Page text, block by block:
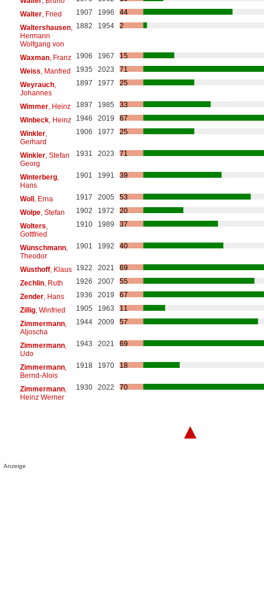
Walter, Fried 1907 1996
44
Waltershausen,
Hermann
Wolfgang von
1882 1954 2
Waxman, Franz 1906 1967
15
Weiss , Manfred 1935 2023
71
Weyrauch,
Johannes
1897 1977 25
Wimmer, Heinz 1897 1985
33
Winbeck, Heinz 1946 2019
67
Winkler,
Gerhard
1906 1977 25
Winkler, Stefan
Georg
1931 2023 71
Winterberg,
Hans
1901 1991 39
Woll, Erna 1917 2005
53
Wolpe, Stefan 1902 1972
20
Wolters
Gottfried
1910 1989 37
Wünschmann,
Theodor
1901 1992 40
Wüsthoff, Klaus 1922 2021
69
Zechlin, Ruth 1926 2007
55
Zender, Hans 1936 2019
67
Zillig, Winfried 1905 1963
11
Zimmermann,
Aljoscha
1944 2009 57
Zimmermann,
Udo
1943 2021 69
Zimmermann,
Bernd-Alois
1918 1970 18
Zimmermann,
Heinz Werner
1930 2022 70
▲
Anzeige